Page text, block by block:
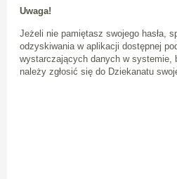
Uwaga!
Jeżeli nie pamiętasz swojego hasła,
odzyskiwania w aplikacji dostępnej
wystarczających danych w systemie,
należy zgłosić się do Dziekanatu